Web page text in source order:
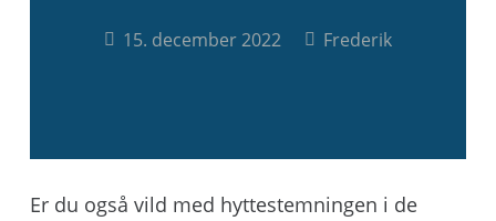
15. december 2022 Frederik
Er du også vild med hyttestemningen i de